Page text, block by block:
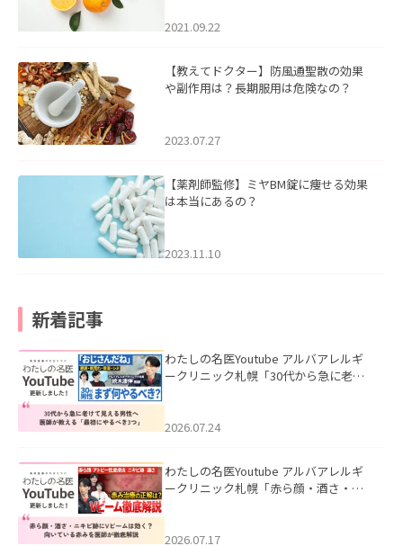
2021.09.22
【教えてドクター】防風通聖散の効果
や副作用は？長期服用は危険なの？
2023.07.27
【薬剤師監修】ミヤBM錠に痩せる効果
は本当にあるの？
2023.11.10
新着記事
わたしの名医Youtube アルバアレルギ
ークリニック札幌「30代から急に老け
た。
2026.07.24
わたしの名医Youtube アルバアレルギ
ークリニック札幌「赤ら顔・酒さ・ニ
した。
2026.07.17